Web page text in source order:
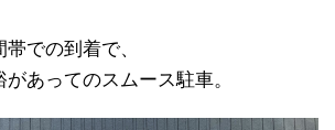
での到着で、
あってのスムース駐車。